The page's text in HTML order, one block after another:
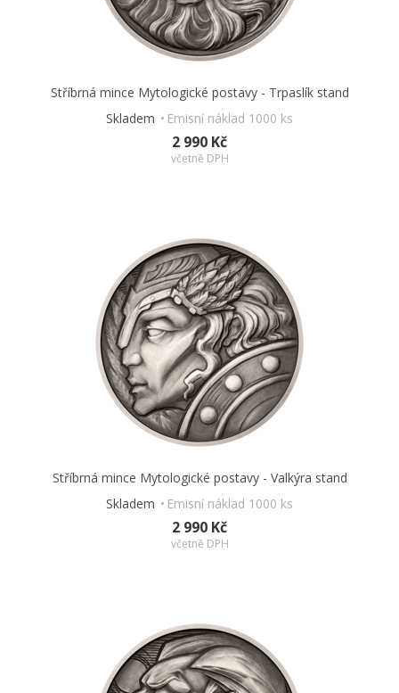
Stříbrná mince Mytologické postavy - Trpaslík stand
Skladem
Emisní náklad 1000 ks
2 990 Kč
včetně DPH
Stříbrná mince Mytologické postavy - Valkýra stand
Skladem
Emisní náklad 1000 ks
2 990 Kč
včetně DPH